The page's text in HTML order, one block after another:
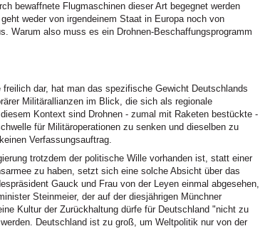
bewaffnete Flugmaschinen dieser Art begegnet werden
weder von irgendeinem Staat in Europa noch von
Warum also muss es ein Drohnen-Beschaffungsprogramm
dar, hat man das spezifische Gewicht Deutschlands
Militärallianzen im Blick, die sich als regionale
Kontext sind Drohnen - zumal mit Raketen bestückte -
für Militäroperationen zu senken und dieselben zu
Verfassungsauftrag.
trotzdem der politische Wille vorhanden ist, statt einer
zu haben, setzt sich eine solche Absicht über das
Gauck und Frau von der Leyen einmal abgesehen,
Steinmeier, der auf der diesjährigen Münchner
Kultur der Zurückhaltung dürfe für Deutschland "nicht zu
Deutschland ist zu groß, um Weltpolitik nur von der